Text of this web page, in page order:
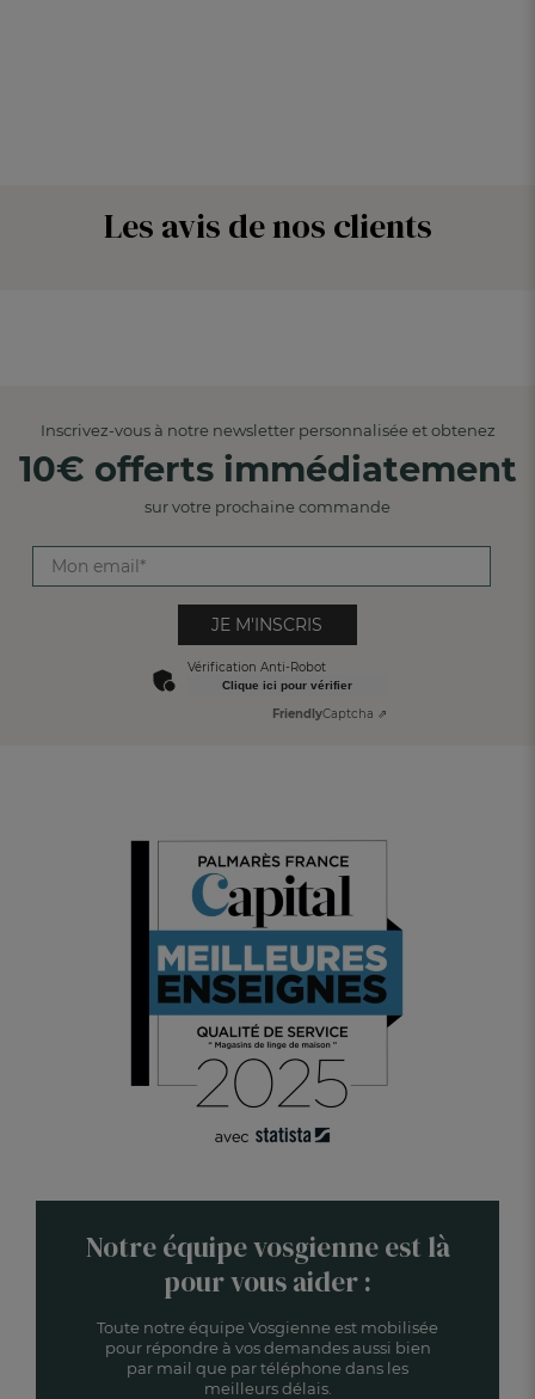
Les avis de nos clients
Inscrivez-vous à notre newsletter personnalisée et obtenez
10€ offerts immédiatement
sur votre prochaine commande
JE M'INSCRIS
Vérification Anti-Robot
Clique ici pour vérifier
FriendlyCaptcha ⇗
Notre équipe vosgienne est là
pour vous aider :
Toute notre équipe Vosgienne est mobilisée
pour répondre à vos demandes aussi bien
par mail que par téléphone dans les
meilleurs délais.